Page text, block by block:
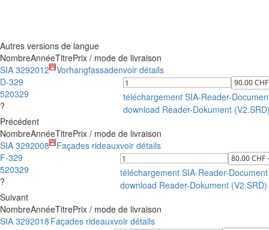
Autres versions de langue
NombreAnnéeTitrePrix / mode de livraison
SIA 329
D-329
520329
?
2012 Vorhangfassadenvoir détails
téléchargement SIA-Reader-
download Reader-Dokument
Précédent
NombreAnnéeTitrePrix / mode de livraison
SIA 329
F-329
520329
?
2008 Façades rideauxvoir détails
téléchargement SIA-Reader-
download Reader-Dokument (V2.SRD)
Suivant
NombreAnnéeTitrePrix / mode de livraison
SIA 3292018 Façades rideauxvoir détails